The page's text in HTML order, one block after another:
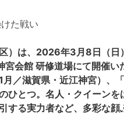
た戦い
）は、2026年3月8日（日
会館 研修道場にて開催い
／滋賀県・近江神宮）、
ひとつ。名人・クイーン
する実力者など、多彩な顔